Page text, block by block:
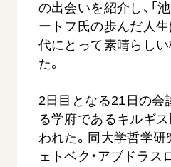
の出会いを紹介し、「
ートフ氏の歩んだ人生
代にとって素晴らしい
た。
2日目となる21日の会
る学府であるキルギス
われた。同大学哲学
ェトベク・アブドラス